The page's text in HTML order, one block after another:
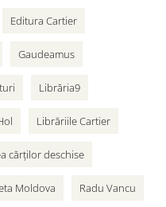
Editura Cartier
Gaudeamus
Librăria9
Librăriile Cartier
cărților deschise
Moldova Radu Vancu